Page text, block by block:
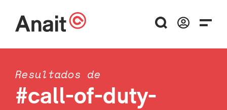
Resultados de
#call-of-duty-